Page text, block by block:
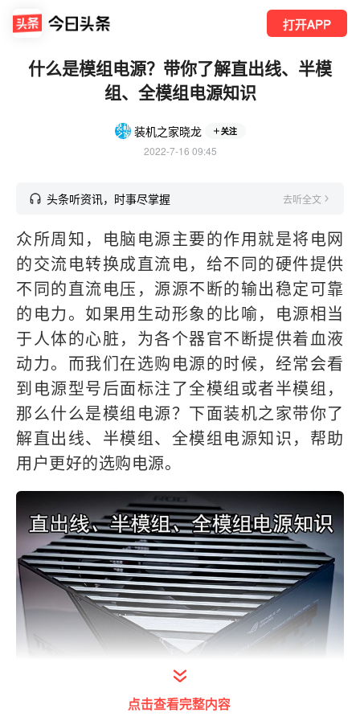
打开APP
什么是模组电源？带你了解直出线、半模
组、全模组电源知识
装机之家晓龙 关注
2022-7-16 09:45
头条听资讯，时事尽掌握 去听全文
众所周知，电脑电源主要的作用就是将电网
的交流电转换成直流电，给不同的硬件提供
不同的直流电压，源源不断的输出稳定可靠
的电力。如果用生动形象的比喻，电源相当
于人体的心脏，为各个器官不断提供着血液
动力。而我们在选购电源的时候，经常会看
到电源型号后面标注了全模组或者半模组，
那么什么是模组电源？下面装机之家带你了
解直出线、半模组、全模组电源知识，帮助
用户更好的选购电源。
点击查看完整内容